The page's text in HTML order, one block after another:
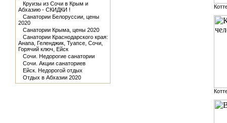
Круизы из Сочи в Крым и
Абхазию - СКИДКИ !
Санатории Белоруссии, цены
2020
Санатории Крыма, цены 2020
Санатории Краснодарского края:
Анапа, Геленджик, Туапсе, Сочи,
Горячий ключ, Ейск
Сочи. Недорогие санатории
Сочи. Акции санаториев
Ейск. Недорогой отдых
Отдых в Абхазии 2020